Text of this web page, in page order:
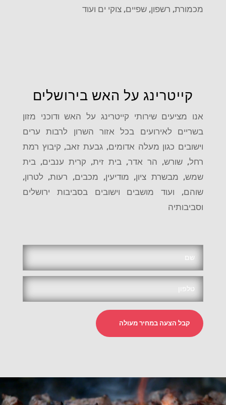
מכמורת, רשפון, שפיים, צוקי ים ועוד
קייטרינג על האש בירושלים
אנו מציעים שירותי קייטרינג על האש ודוכני מזון
בשריים לאירועים בכל אזור השרון לרבות ערים
וישובים כגון מעלה אדומים, גבעת זאב, קיבוץ רמת
רחל, שורש, הר אדר, בית זית, קרית ענבים, בית
שמש, מבשרת ציון, מודיעין, מכבים, רעות, לטרון,
שוהם, ועוד מושבים וישובים בסביבות ירושלים
וסביבותיה
קבל הצעה במחיר מעולה